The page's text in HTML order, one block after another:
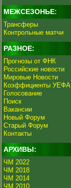
МЕЖСЕЗОНЬЕ:
Трансферы
Контрольные матчи
РАЗНОЕ:
Прогнозы от ФНК
Российские новости
Мировые Новости
Коэффициенты УЕФА
Голосование
Поиск
Вакансии
Новый Форум
Старый Форум
Контакты
АРХИВЫ:
ЧМ 2022
ЧМ 2018
ЧМ 2014
ЧМ 2010